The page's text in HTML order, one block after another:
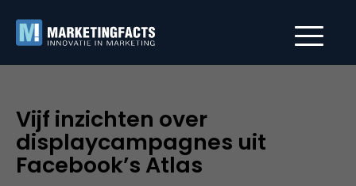
Vijf inzichten over
displaycampagnes uit
Facebook’s Atlas